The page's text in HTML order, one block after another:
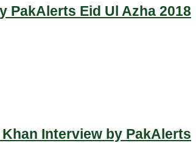
PakAlerts Eid Ul Azha 2018
Interview by PakAlerts